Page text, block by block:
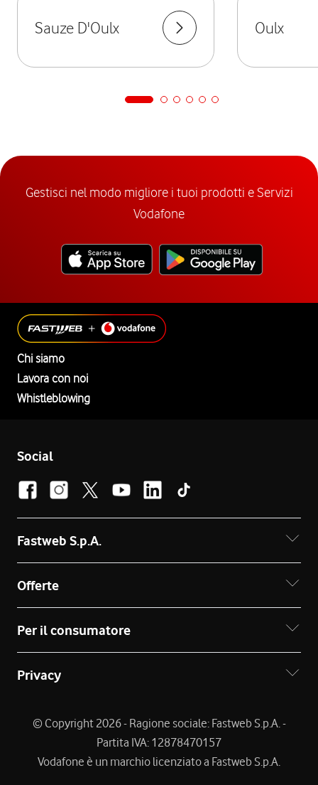
Sauze D'Oulx Oulx
Gestisci nel modo migliore i tuoi prodotti e Servizi
Vodafone
Chi siamo
Lavora con noi
Whistleblowing
Social
Fastweb S.p.A.
Offerte
Per il consumatore
Privacy
© Copyright 2026 - Ragione sociale: Fastweb S.p.A. -
Partita IVA: 12878470157
Vodafone è un marchio licenziato a Fastweb S.p.A.